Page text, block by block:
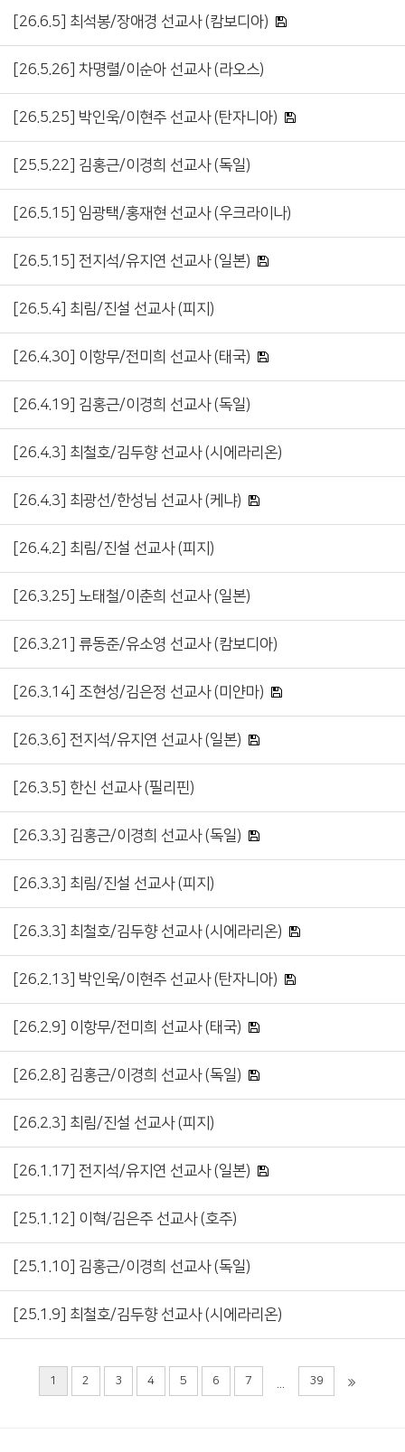
[26.6.5] 최석봉/장애경 선교사 (캄보디아)
[26.5.26] 차명렬/이순아 선교사 (라오스)
[26.5.25] 박인욱/이현주 선교사 (탄자니아)
[25.5.22] 김홍근/이경희 선교사 (독일)
[26.5.15] 임광택/홍재현 선교사 (우크라이나)
[26.5.15] 전지석/유지연 선교사 (일본)
[26.5.4] 최림/진설 선교사 (피지)
[26.4.30] 이항무/전미희 선교사 (태국)
[26.4.19] 김홍근/이경희 선교사 (독일)
[26.4.3] 최철호/김두향 선교사 (시에라리온)
[26.4.3] 최광선/한성님 선교사 (케냐)
[26.4.2] 최림/진설 선교사 (피지)
[26.3.25] 노태철/이춘희 선교사 (일본)
[26.3.21] 류동준/유소영 선교사 (캄보디아)
[26.3.14] 조현성/김은정 선교사 (미얀마)
[26.3.6] 전지석/유지연 선교사 (일본)
[26.3.5] 한신 선교사 (필리핀)
[26.3.3] 김홍근/이경희 선교사 (독일)
[26.3.3] 최림/진설 선교사 (피지)
[26.3.3] 최철호/김두향 선교사 (시에라리온)
[26.2.13] 박인욱/이현주 선교사 (탄자니아)
[26.2.9] 이항무/전미희 선교사 (태국)
[26.2.8] 김홍근/이경희 선교사 (독일)
[26.2.3] 최림/진설 선교사 (피지)
[26.1.17] 전지석/유지연 선교사 (일본)
[25.1.12] 이혁/김은주 선교사 (호주)
[25.1.10] 김홍근/이경희 선교사 (독일)
[25.1.9] 최철호/김두향 선교사 (시에라리온)
1 2 3 4 5 6 7 39